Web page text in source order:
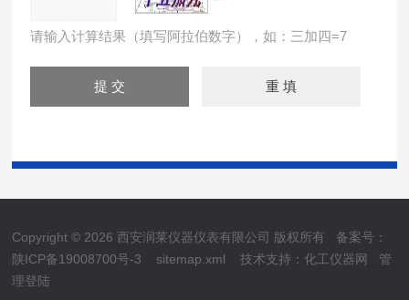
请输入计算结果（填写阿拉伯数字），如：三加四=7
Copyright © 2026 西安润莱仪器仪表有限公司 版权所有 备案号：
陕ICP备19008700号-3
sitemap.xml 技术支持：化工仪器网
管
理登陆